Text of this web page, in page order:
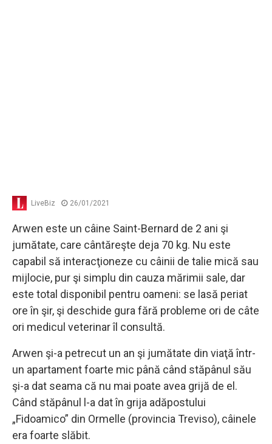
LiveBiz 26/01/2021
Arwen este un câine Saint-Bernard de 2 ani şi
jumătate, care cântăreşte deja 70 kg. Nu este
capabil să interacţioneze cu câinii de talie mică sau
mijlocie, pur şi simplu din cauza mărimii sale, dar
este total disponibil pentru oameni: se lasă periat
ore în şir, şi deschide gura fără probleme ori de câte
ori medicul veterinar îl consultă.
Arwen şi-a petrecut un an şi jumătate din viaţă într-
un apartament foarte mic până când stăpânul său
şi-a dat seama că nu mai poate avea grijă de el.
Când stăpânul l-a dat în grija adăpostului
„Fidoamico” din Ormelle (provincia Treviso), câinele
era foarte slăbit.